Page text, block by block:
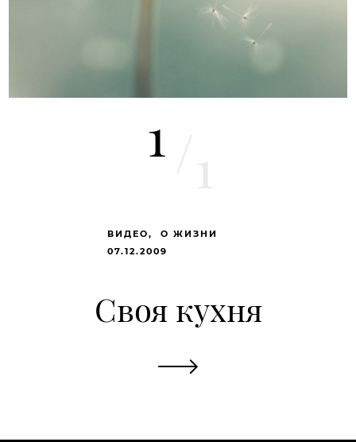
1
ВИДЕО
О ЖИЗНИ
07.12.2009
Своя кухня